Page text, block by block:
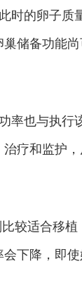
时的卵子质
储备功能
率也与执行
疗和监护
较适合移
下降，即